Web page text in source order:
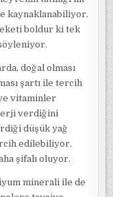
kaynaklanabiliyor.
boldur ki tek
doğal olması
şartı ile tercih
vitaminler
verdiğini
düşük yağ
edilebiliyor,
şifalı oluyor.
minerali ile de